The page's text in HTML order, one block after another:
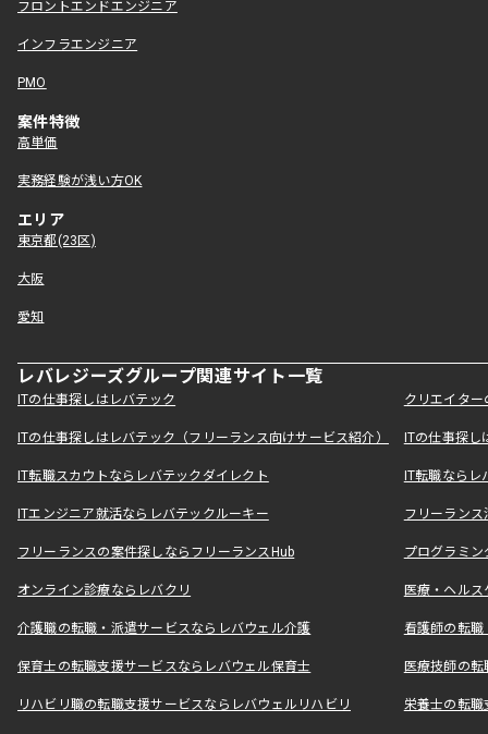
フロントエンドエンジニア
インフラエンジニア
PMO
案件特徴
高単価
実務経験が浅い方OK
エリア
東京都(23区)
大阪
愛知
レバレジーズグループ関連サイト一覧
ITの仕事探しはレバテック クリエイタ
ITの仕事探しはレバテック（フリーランス向けサービス紹介） ITの仕事探
IT転職スカウトならレバテックダイレクト IT転職なら
ITエンジニア就活ならレバテックルーキー フリーラン
フリーランスの案件探しならフリーランスHub プログラミ
オンライン診療ならレバクリ 医療・ヘル
介護職の転職・派遣サービスならレバウェル介護 看護師の転
保育士の転職支援サービスならレバウェル保育士 医療技師の
リハビリ職の転職支援サービスならレバウェルリハビリ 栄養士の転